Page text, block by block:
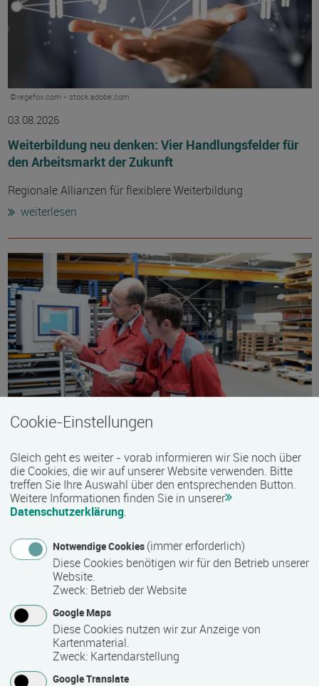
©vegefox.com - stock.adobe.com
03.08.2026
Weiterbildung neu denken: Vier Handlungsfelder für
den Arbeitsmarkt der Zukunft
Regionale Allianzen für flexiblere Weiterbildung
weiterlesen
©industrieblick - stock.adobe.com
03.08.2026
Digitale Kompetenzen im Arbeitsprozess stärken
Neue Förderrichtlinie veröffentlicht – BIBB mit Umsetzung
betraut
weiterlesen
Cookie-Einstellungen
Gleich geht es weiter - vorab informieren wir Sie noch über
die Cookies, die wir auf unserer Website verwenden. Bitte
treffen Sie Ihre Auswahl über den entsprechenden Button.
Weitere Informationen finden Sie in unserer
Datenschutzerklärung.
Notwendige Cookies (immer erforderlich)
Diese Cookies benötigen wir für den Betrieb unserer
Website.
Zweck: Betrieb der Website
Google Maps
Diese Cookies nutzen wir zur Anzeige von
Kartenmaterial.
Zweck: Kartendarstellung
Google Translate